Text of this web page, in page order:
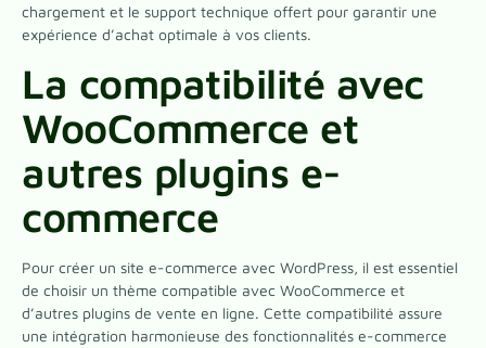
chargement et le support technique offert pour garantir une
expérience d’achat optimale à vos clients.
La compatibilité avec
WooCommerce et
autres plugins e-
commerce
Pour créer un site e-commerce avec WordPress, il est essentiel
de choisir un thème compatible avec WooCommerce et
d’autres plugins de vente en ligne. Cette compatibilité assure
une intégration harmonieuse des fonctionnalités e-commerce